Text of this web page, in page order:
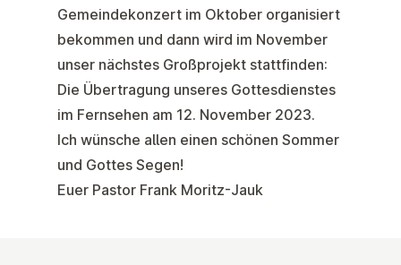
Gemeindekonzert im Oktober organisiert
bekommen und dann wird im November
unser nächstes Großprojekt stattfinden:
Die Übertragung unseres Gottesdienstes
im Fernsehen am 12. November 2023.
Ich wünsche allen einen schönen Sommer
und Gottes Segen!
Euer Pastor Frank Moritz-Jauk